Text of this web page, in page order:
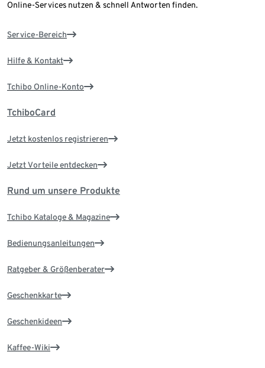
Online-Services nutzen & schnell Antworten finden.
Service-Bereich
Hilfe & Kontakt
Tchibo Online-Konto
TchiboCard
Jetzt kostenlos registrieren
Jetzt Vorteile entdecken
Rund um unsere Produkte
Tchibo Kataloge & Magazine
Bedienungsanleitungen
Ratgeber & Größenberater
Geschenkkarte
Geschenkideen
Kaffee-Wiki